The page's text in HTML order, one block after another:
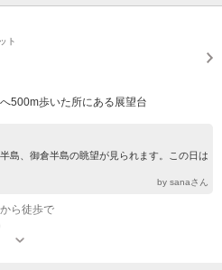
ト
500m歩いた所にある展望台
島、御倉半島の眺望が見られます。この日は
by sanaさん
ら徒歩で